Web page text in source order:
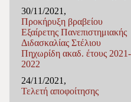
30/11/2021,
Προκήρυξη βραβείου
Εξαίρετης Πανεπιστημιακής
Διδασκαλίας Στέλιου
Πηχωρίδη ακαδ. έτους 2021-
2022
24/11/2021,
Τελετή αποφοίτησης